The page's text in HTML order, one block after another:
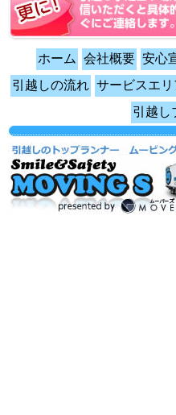
ホーム 会社概要 安心
引越しの流れ サービスエリ
引越し